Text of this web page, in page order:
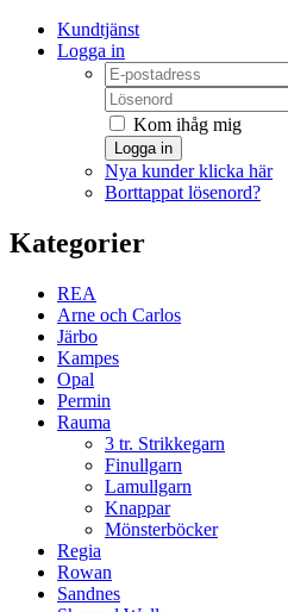
Kundtjänst
Logga in
Kom ihåg mig
Logga in
Nya kunder klicka här
Borttappat lösenord?
Kategorier
REA
Arne och Carlos
Järbo
Kampes
Opal
Permin
Rauma
3 tr. Strikkegarn
Finullgarn
Lamullgarn
Knappar
Mönsterböcker
Regia
Rowan
Sandnes